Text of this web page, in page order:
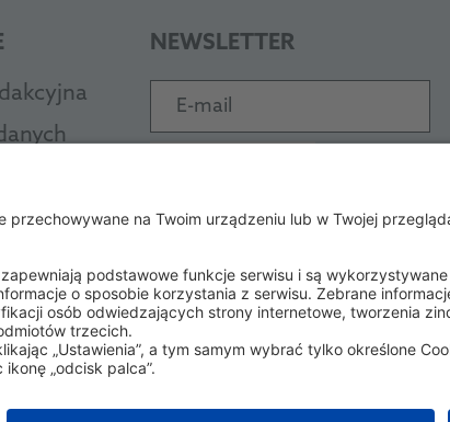
Statement
NEWSLETTER
E-mail
RODZAJE PŁATNOŚCI
PayPal Visa Mastercard